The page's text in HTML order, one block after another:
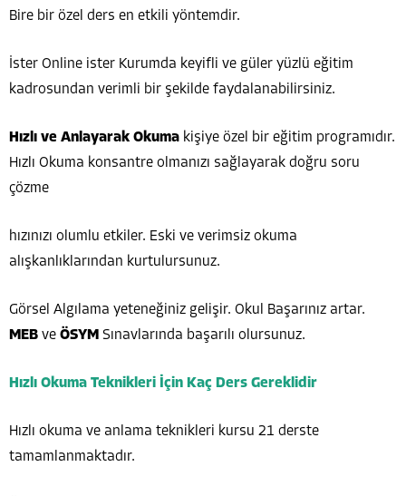
Bire bir özel ders en etkili yöntemdir.
İster Online ister Kurumda keyifli ve güler yüzlü eğitim
kadrosundan verimli bir şekilde faydalanabilirsiniz.
Hızlı ve Anlayarak Okuma kişiye özel bir eğitim programıdır.
Hızlı Okuma konsantre olmanızı sağlayarak doğru soru
çözme
hızınızı olumlu etkiler. Eski ve verimsiz okuma
alışkanlıklarından kurtulursunuz.
Görsel Algılama yeteneğiniz gelişir. Okul Başarınız artar.
MEB ve ÖSYM Sınavlarında başarılı olursunuz.
Hızlı Okuma Teknikleri İçin Kaç Ders Gereklidir
Hızlı okuma ve anlama teknikleri kursu 21 derste
tamamlanmaktadır.